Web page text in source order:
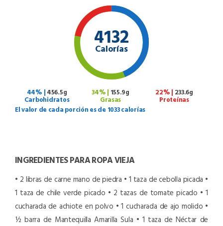
4132
Calorías
44% | 456.5g
Carbohidratos
34% | 155.9g
Grasas
22% | 233.6g
Proteínas
El valor de cada porción es de 1033 calorías
INGREDIENTES PARA ROPA VIEJA
• 2 libras de carne mano de piedra • 1 taza de cebolla picada •
1 taza de chile verde picado • 2 tazas de tomate picado • 1
cucharada de achiote en polvo • 1 cucharada de ajo molido •
½ barra de Mantequilla Amarilla Sula • 1 taza de Néctar de